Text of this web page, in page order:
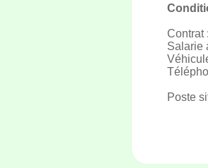
Contrat
Salarie
Poste